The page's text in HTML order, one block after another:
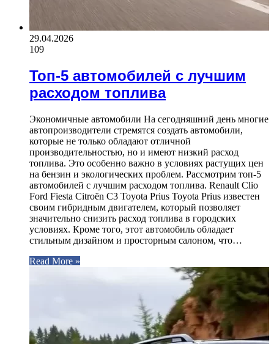
29.04.2026
109
Топ-5 автомобилей с лучшим
расходом топлива
Экономичные автомобили На сегодняшний день многие
автопроизводители стремятся создать автомобили,
которые не только обладают отличной
производительностью, но и имеют низкий расход
топлива. Это особенно важно в условиях растущих цен
на бензин и экологических проблем. Рассмотрим топ-5
автомобилей с лучшим расходом топлива. Renault Clio
Ford Fiesta Citroën C3 Toyota Prius Toyota Prius известен
своим гибридным двигателем, который позволяет
значительно снизить расход топлива в городских
условиях. Кроме того, этот автомобиль обладает
стильным дизайном и просторным салоном, что…
Read More »